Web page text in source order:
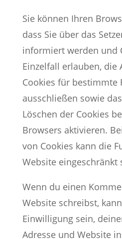
Sie können Ihren
dass Sie über das
informiert werden und
Einzelfall erlauben, die
Cookies für bestimmte
ausschließen sowie
Löschen der Cookies
Browsers aktivieren.
von Cookies kann die
Website eingeschränkt
Wenn du einen
Website schreibst,
Einwilligung sein,
Adresse und Website